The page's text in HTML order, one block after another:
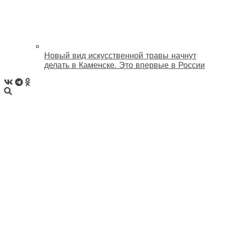
Новый вид искусственной травы начнут
делать в Каменске. Это впервые в России